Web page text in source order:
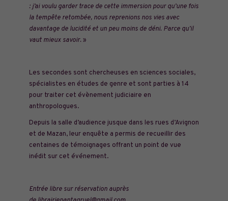
: j’ai voulu garder trace de cette immersion pour qu’une fois
la tempête retombée, nous reprenions nos vies avec
davantage de lucidité et un peu moins de déni. Parce qu’il
vaut mieux savoir. »
Les secondes sont chercheuses en sciences sociales,
spécialistes en études de genre et sont parties à 14
pour traiter cet évènement judiciaire en
anthropologues.
Depuis la salle d’audience jusque dans les rues d’Avignon
et de Mazan, leur enquête a permis de recueillir des
centaines de témoignages offrant un point de vue
inédit sur cet événement.
Entrée libre sur réservation auprès